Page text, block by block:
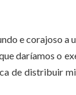
e corajoso a
daríamos o
de distribuir